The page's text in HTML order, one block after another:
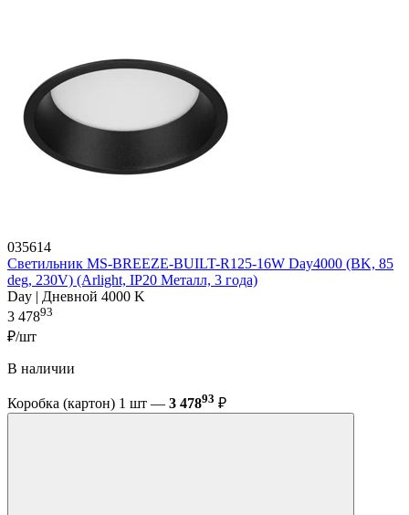
035614
Светильник MS-BREEZE-BUILT-R125-16W Day4000 (BK, 85
deg, 230V) (Arlight, IP20 Металл, 3 года)
Day | Дневной 4000 K
3 47893
₽/шт
В наличии
Коробка (картон) 1 шт — 3 47893 ₽